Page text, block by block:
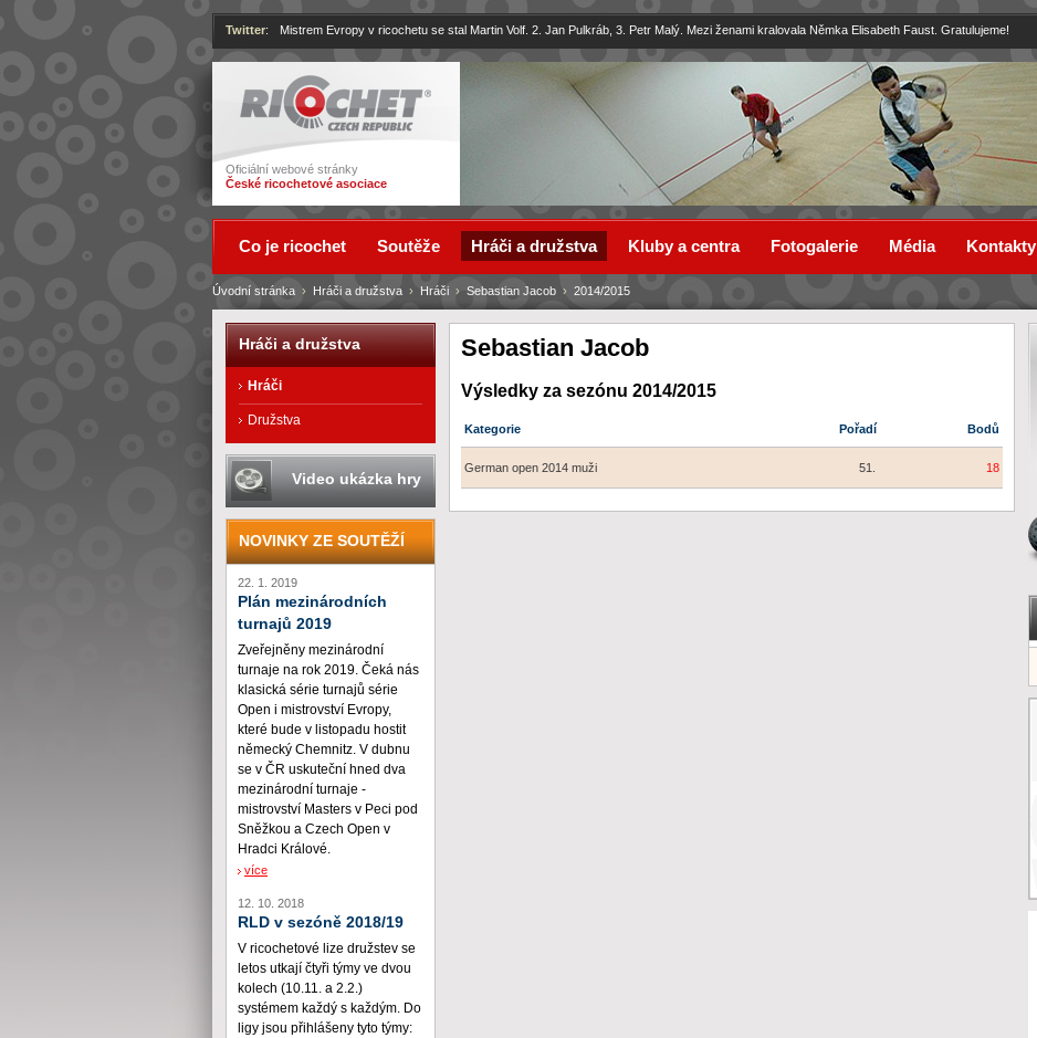
Ricochet
Oficiální webové stránky
České ricochetové asociace
Twitter: Mistrem Evropy v ricochetu se stal Martin Volf. 2. Jan Pulkráb, 3. Petr Malý. Mezi ženami kralovala Němka Elisabeth Faust. Gratulujeme!
Sebastian Jacob
Výsledky za sezónu 2014/2015
Kategorie Pořadí Bodů
German open 2014 muži 51. 18
Úvodní stránka › Hráči a družstva › Hráči › Sebastian Jacob › 2014/2015
Co je ricochet Soutěže Hráči a družstva Kluby a centra Fotogalerie Média Kontakty
Hráči a družstva
Hráči
Družstva
Video ukázka hry
NOVINKY ZE SOUTĚŽÍ
22. 1. 2019
Plán mezinárodních
turnajů 2019
Zveřejněny mezinárodní
turnaje na rok 2019. Čeká nás
klasická série turnajů série
Open i mistrovství Evropy,
které bude v listopadu hostit
německý Chemnitz. V dubnu
se v ČR uskuteční hned dva
mezinárodní turnaje -
mistrovství Masters v Peci pod
Sněžkou a Czech Open v
Hradci Králové.
více
12. 10. 2018
RLD v sezóně 2018/19
V ricochetové lize družstev se
letos utkají čtyři týmy ve dvou
kolech (10.11. a 2.2.)
systémem každý s každým. Do
ligy jsou přihlášeny tyto týmy: